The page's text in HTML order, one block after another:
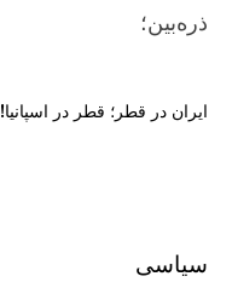
ذره‌بین؛
ایران در قطر؛ قطر در اسپانیا!
سیاسی